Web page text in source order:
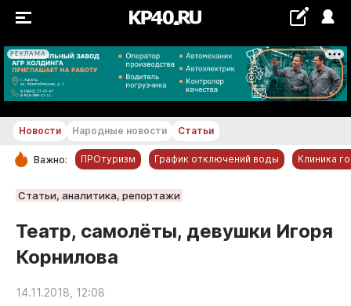
РЕКЛАМА
+26...+27 °С
РУБРИКИ
Новости компаний
Статьи
Народные новости
Новости Народные новости Статьи
Важно: ПРОтуризм График отключений воды Клиника
Статьи, аналитика, репортажи
Театр, самолёты, девушки Игоря
Корнилова
14.11.2018, 12:08